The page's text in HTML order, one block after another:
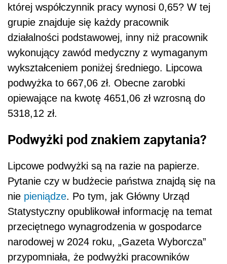
której współczynnik pracy wynosi 0,65? W tej
grupie znajduje się każdy pracownik
działalności podstawowej, inny niż pracownik
wykonujący zawód medyczny z wymaganym
wykształceniem poniżej średniego. Lipcowa
podwyżka to 667,06 zł. Obecne zarobki
opiewające na kwotę 4651,06 zł wzrosną do
5318,12 zł.
Podwyżki pod znakiem zapytania?
Lipcowe podwyżki są na razie na papierze.
Pytanie czy w budżecie państwa znajdą się na
nie pieniądze. Po tym, jak Główny Urząd
Statystyczny opublikował informację na temat
przeciętnego wynagrodzenia w gospodarce
narodowej w 2024 roku, „Gazeta Wyborcza”
przypomniała, że podwyżki pracowników